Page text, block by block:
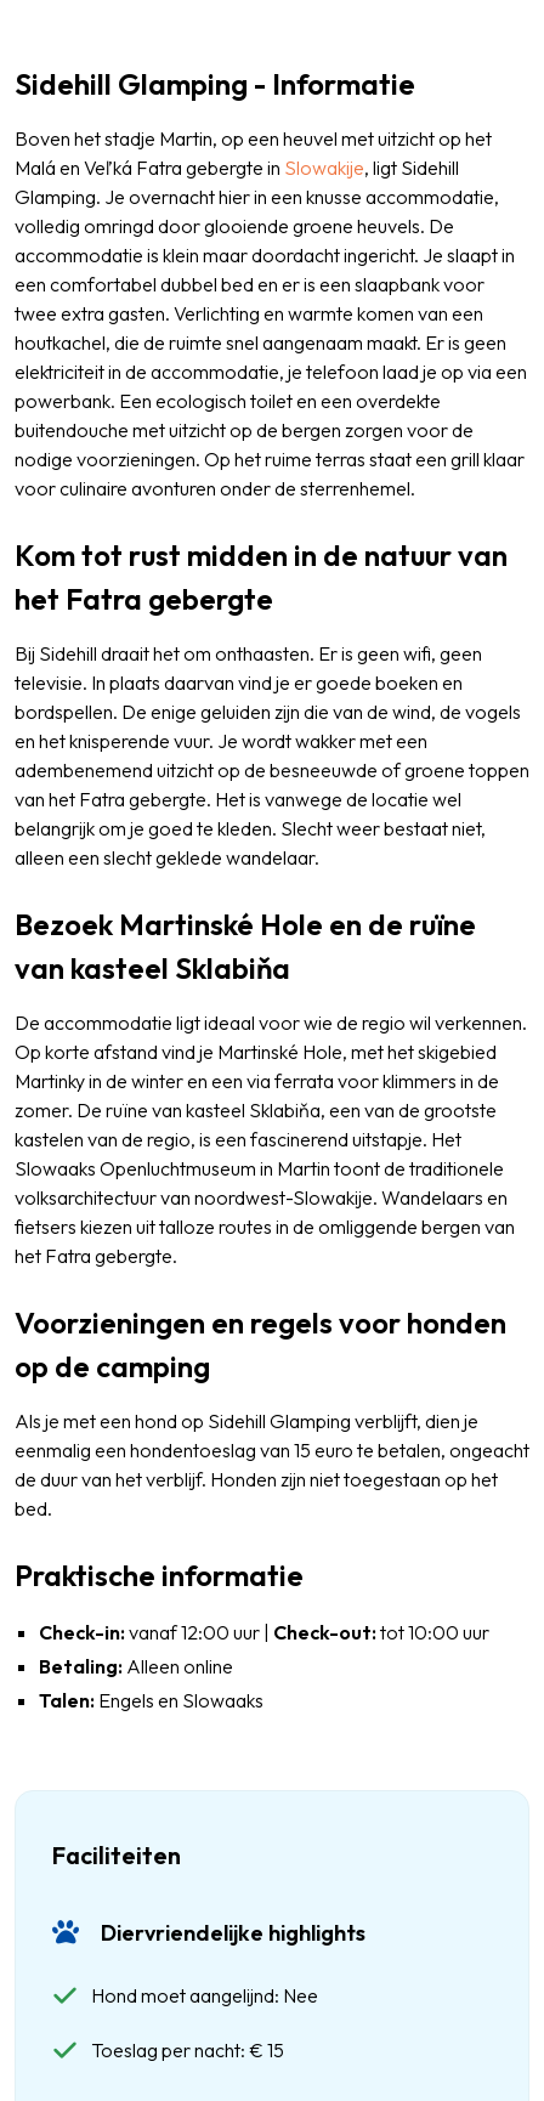
Sidehill Glamping - Informatie
Boven het stadje Martin, op een heuvel met uitzicht op het
Malá en Veľká Fatra gebergte in Slowakije, ligt Sidehill
Glamping. Je overnacht hier in een knusse accommodatie,
volledig omringd door glooiende groene heuvels. De
accommodatie is klein maar doordacht ingericht. Je slaapt in
een comfortabel dubbel bed en er is een slaapbank voor
twee extra gasten. Verlichting en warmte komen van een
houtkachel, die de ruimte snel aangenaam maakt. Er is geen
elektriciteit in de accommodatie, je telefoon laad je op via een
powerbank. Een ecologisch toilet en een overdekte
buitendouche met uitzicht op de bergen zorgen voor de
nodige voorzieningen. Op het ruime terras staat een grill klaar
voor culinaire avonturen onder de sterrenhemel.
Kom tot rust midden in de natuur van
het Fatra gebergte
Bij Sidehill draait het om onthaasten. Er is geen wifi, geen
televisie. In plaats daarvan vind je er goede boeken en
bordspellen. De enige geluiden zijn die van de wind, de vogels
en het knisperende vuur. Je wordt wakker met een
adembenemend uitzicht op de besneeuwde of groene toppen
van het Fatra gebergte. Het is vanwege de locatie wel
belangrijk om je goed te kleden. Slecht weer bestaat niet,
alleen een slecht geklede wandelaar.
Bezoek Martinské Hole en de ruïne
van kasteel Sklabiňa
De accommodatie ligt ideaal voor wie de regio wil verkennen.
Op korte afstand vind je Martinské Hole, met het skigebied
Martinky in de winter en een via ferrata voor klimmers in de
zomer. De ruïne van kasteel Sklabiňa, een van de grootste
kastelen van de regio, is een fascinerend uitstapje. Het
Slowaaks Openluchtmuseum in Martin toont de traditionele
volksarchitectuur van noordwest-Slowakije. Wandelaars en
fietsers kiezen uit talloze routes in de omliggende bergen van
het Fatra gebergte.
Voorzieningen en regels voor honden
op de camping
Als je met een hond op Sidehill Glamping verblijft, dien je
eenmalig een hondentoeslag van 15 euro te betalen, ongeacht
de duur van het verblijf. Honden zijn niet toegestaan op het
bed.
Praktische informatie
Check-in:vanaf 12:00 uur | Check-out:tot 10:00 uur
Betaling: Alleen online
Talen: Engels en Slowaaks
Faciliteiten
Diervriendelijke highlights
Hond moet aangelijnd: Nee
Toeslag per nacht: € 15